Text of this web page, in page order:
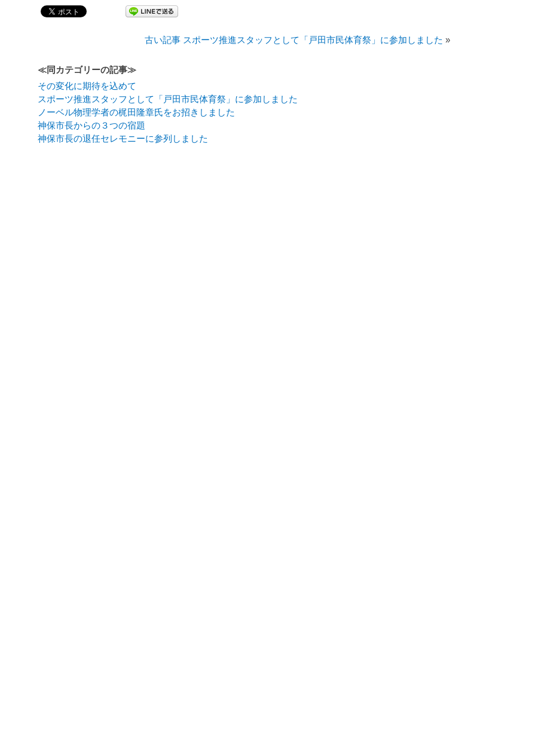
古い記事 スポーツ推進スタッフとして「戸田市民体育祭」に参加しました »
≪同カテゴリーの記事≫
その変化に期待を込めて
スポーツ推進スタッフとして「戸田市民体育祭」に参加しました
ノーベル物理学者の梶田隆章氏をお招きしました
神保市長からの３つの宿題
神保市長の退任セレモニーに参列しました